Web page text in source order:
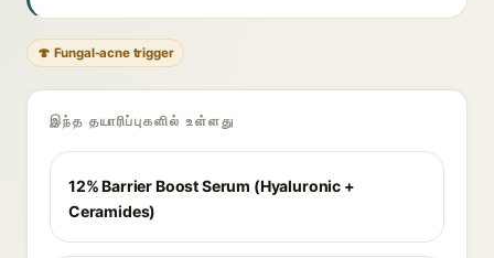
🍄 Fungal-acne trigger
இந்த தயாரிப்புகளில் உள்ளது
12% Barrier Boost Serum (Hyaluronic +
Ceramides)